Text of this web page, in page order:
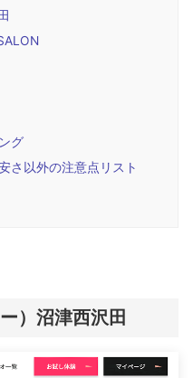
グ
さ以外の注意点リスト
）沼津西沢田